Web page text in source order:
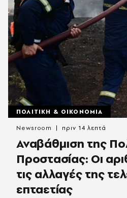
ΠΟΛΙΤΙΚΗ & ΟΙΚΟΝΟΜΙΑ
Αναβάθμιση της
Προστασίας: Οι
τις αλλαγές της
επταετίας
Newsroom πριν 14 λεπτά